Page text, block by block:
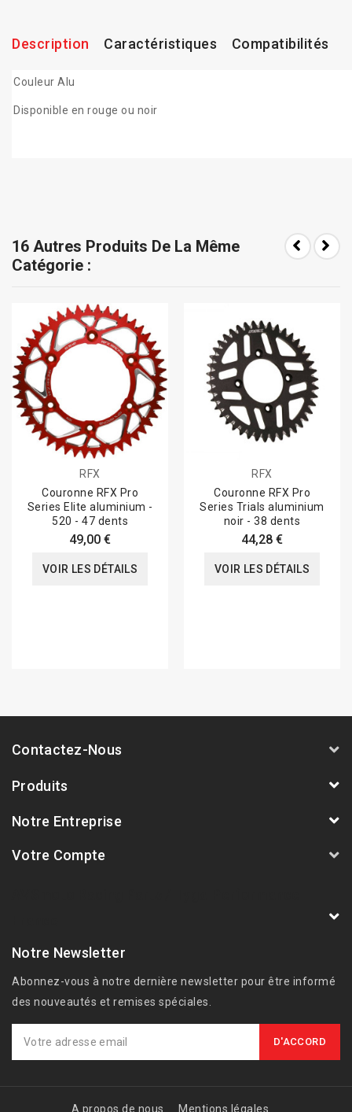
Description Caractéristiques Compatibilités
Couleur Alu
Disponible en rouge ou noir
16 Autres Produits De La Même
Catégorie :
RFX
Couronne RFX Pro
Series Elite aluminium -
520 - 47 dents
49,00 €
VOIR LES DÉTAILS
RFX
Couronne RFX Pro
Series Trials aluminium
noir - 38 dents
44,28 €
VOIR LES DÉTAILS
Contactez-Nous
Produits
Notre Entreprise
Votre Compte
Notre Newsletter
Abonnez-vous à notre dernière newsletter pour être informé
des nouveautés et remises spéciales.
A propos de nous Mentions légales